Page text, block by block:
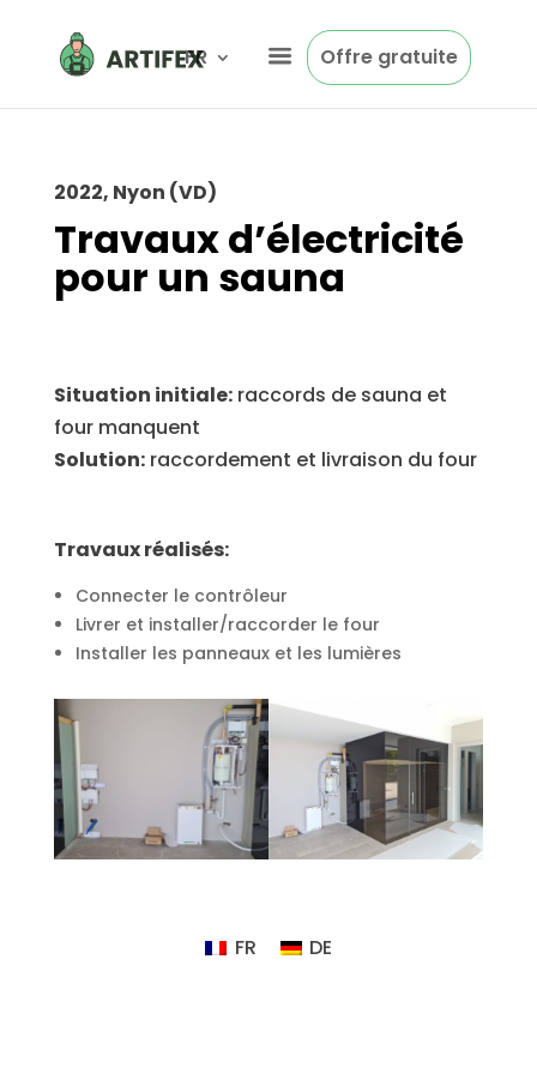
FR Offre gratuite
2022, Nyon (VD)
Travaux d’électricité
pour un sauna
Situation initiale:raccords de sauna et
four manquent
Solution:raccordement et livraison du four
Travaux réalisés:
Connecter le contrôleur
Livrer et installer/raccorder le four
Installer les panneaux et les lumières
FR DE